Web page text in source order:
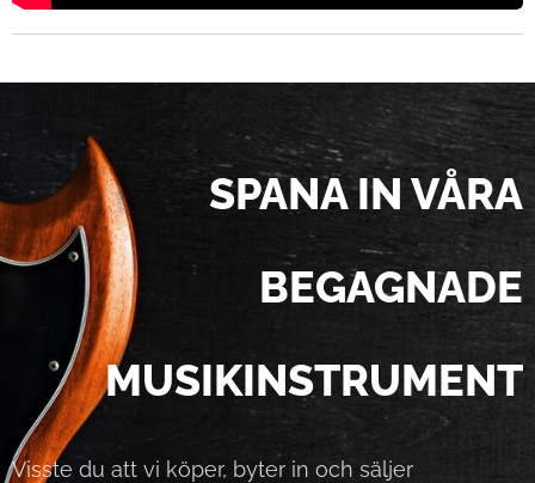
SPANA IN VÅRA
BEGAGNADE
MUSIKINSTRUMENT
Visste du att vi köper, byter in och säljer